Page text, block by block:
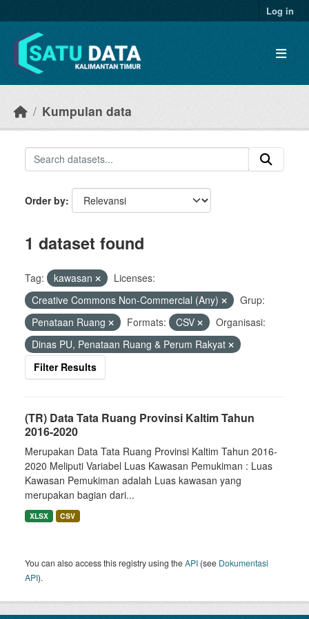
Log in
Kumpulan data
Order by
1 dataset found
Tag: kawasan
Licenses:
Creative Commons Non-Commercial (Any)
Grup:
Penataan Ruang
Formats: CSV
Organisasi:
Dinas PU, Penataan Ruang & Perum Rakyat
Filter Results
(TR) Data Tata Ruang Provinsi Kaltim Tahun
2016-2020
Merupakan Data Tata Ruang Provinsi Kaltim Tahun 2016-
2020 Meliputi Variabel Luas Kawasan Pemukiman : Luas
Kawasan Pemukiman adalah Luas kawasan yang
merupakan bagian dari...
XLSX CSV
You can also access this registry using theAPI (see Dokumentasi
API).